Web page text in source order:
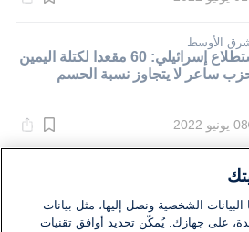
الأوسط
استطلاع إسرائيلي: 60 مقعدا لكتلة اليمين
ساعر لا يتجاوز نسبة الحسم
08 يونيو 2022
الأوسط
الكنيست سيعلن الإثنين الوشيك
لبيد بتشكيل حكومة تناوب مع بينيت
البيانات الشخصية ونصل إليها، مثل بيانات
على جهازك. يُمكّن تحديد أوافق تقنيات